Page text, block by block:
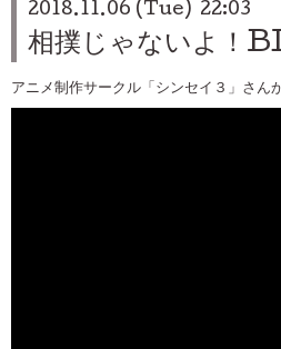
2018.11.06 (Tue) 22:03
相撲じゃないよ！
アニメ制作サークル「シンセイ３」さん